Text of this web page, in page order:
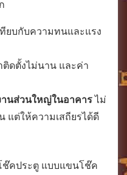
ทียบกับความทนและแรง
ติดตั้งไม่นาน และค่า
นส่วนใหญ่ในอาคารไม่
แต่ให้ความเสถียรได้ดี
คประตู แบบแขนโช๊ค